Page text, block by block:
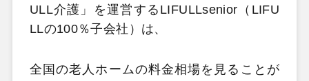
ULL介護」を運営するLIFULLsenior（LIFU
LLの100％子会社）は、
全国の老人ホームの料金相場を見ることが